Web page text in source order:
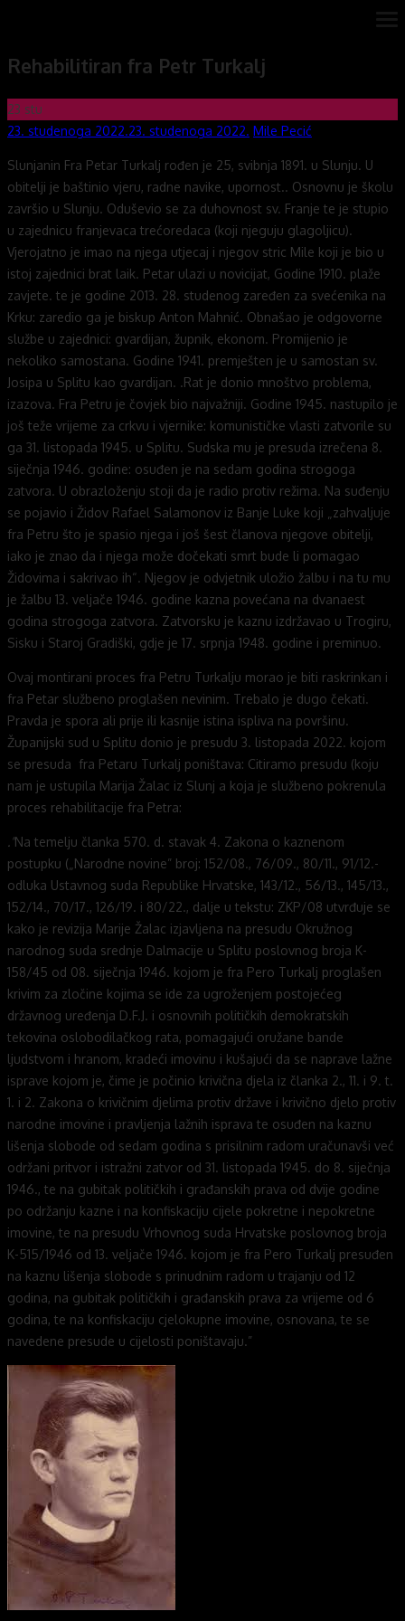
content
Rehabilitiran fra Petr Turkalj
23 stu
Posted
23. studenoga 2022.23. studenoga 2022. Author
Mile Pecić
Slunjanin Fra Petar Turkalj rođen je 25, svibnja 1891. u Slunju. U
obitelji je baštinio vjeru, radne navike, upornost.. Osnovnu je školu
završio u Slunju. Oduševio se za duhovnost sv. Franje te je stupio
u zajednicu franjevaca trećoredaca (koji njeguju glagoljicu).
Vjerojatno je imao na njega utjecaj i njegov stric Mile koji je bio u
istoj zajednici brat laik. Petar ulazi u novicijat, Godine 1910. plaže
zavjete. te je godine 2013. 28. studenog zaređen za svećenika na
Krku: zaredio ga je biskup Anton Mahnić. Obnašao je odgovorne
službe u zajednici: gvardijan, župnik, ekonom. Promijenio je
nekoliko samostana. Godine 1941. premješten je u samostan sv.
Josipa u Splitu kao gvardijan. .Rat je donio mnoštvo problema,
izazova. Fra Petru je čovjek bio najvažniji. Godine 1945. nastupilo je
još teže vrijeme za crkvu i vjernike: komunističke vlasti zatvorile su
ga 31. listopada 1945. u Splitu. Sudska mu je presuda izrečena 8.
siječnja 1946. godine: osuđen je na sedam godina strogoga
zatvora. U obrazloženju stoji da je radio protiv režima. Na suđenju
se pojavio i Židov Rafael Salamonov iz Banje Luke koji „zahvaljuje
fra Petru što je spasio njega i još šest članova njegove obitelji,
iako je znao da i njega može dočekati smrt bude li pomagao
Židovima i sakrivao ih“. Njegov je odvjetnik uložio žalbu i na tu mu
je žalbu 13. veljače 1946. godine kazna povećana na dvanaest
godina strogoga zatvora. Zatvorsku je kaznu izdržavao u Trogiru,
Sisku i Staroj Gradiški, gdje je 17. srpnja 1948. godine i preminuo.
Ovaj montirani proces fra Petru Turkalju morao je biti raskrinkan i
fra Petar službeno proglašen nevinim. Trebalo je dugo čekati.
Pravda je spora ali prije ili kasnije istina ispliva na površinu.
Županijski sud u Splitu donio je presudu 3. listopada 2022. kojom
se presuda fra Petaru Turkalj poništava: Citiramo presudu (koju
nam je ustupila Marija Žalac iz Slunj a koja je službeno pokrenula
proces rehabilitacije fra Petra:
.”Na temelju članka 570. d. stavak 4. Zakona o kaznenom
postupku („Narodne novine” broj: 152/08., 76/09., 80/11., 91/12.-
odluka Ustavnog suda Republike Hrvatske, 143/12., 56/13., 145/13.,
152/14., 70/17., 126/19. i 80/22., dalje u tekstu: ZKP/08 utvrđuje se
kako je revizija Marije Žalac izjavljena na presudu Okružnog
narodnog suda srednje Dalmacije u Splitu poslovnog broja K-
158/45 od 08. siječnja 1946. kojom je fra Pero Turkalj proglašen
krivim za zločine kojima se ide za ugroženjem postojećeg
državnog uređenja D.F.J. i osnovnih političkih demokratskih
tekovina oslobodilačkog rata, pomagajući oružane bande
ljudstvom i hranom, kradeći imovinu i kušajući da se naprave lažne
isprave kojom je, čime je počinio krivična djela iz članka 2., 11. i 9. t.
1. i 2. Zakona o krivičnim djelima protiv države i krivično djelo protiv
narodne imovine i pravljenja lažnih isprava te osuđen na kaznu
lišenja slobode od sedam godina s prisilnim radom uračunavši već
održani pritvor i istražni zatvor od 31. listopada 1945. do 8. siječnja
1946., te na gubitak političkih i građanskih prava od dvije godine
po održanju kazne i na konfiskaciju cijele pokretne i nepokretne
imovine, te na presudu Vrhovnog suda Hrvatske poslovnog broja
K-515/1946 od 13. veljače 1946. kojom je fra Pero Turkalj presuđen
na kaznu lišenja slobode s prinudnim radom u trajanju od 12
godina, na gubitak političkih i građanskih prava za vrijeme od 6
godina, te na konfiskaciju cjelokupne imovine, osnovana, te se
navedene presude u cijelosti poništavaju.”